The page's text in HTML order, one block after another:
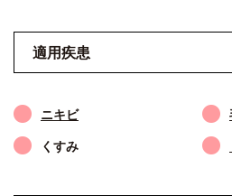
適用疾患
ニキビ
くすみ